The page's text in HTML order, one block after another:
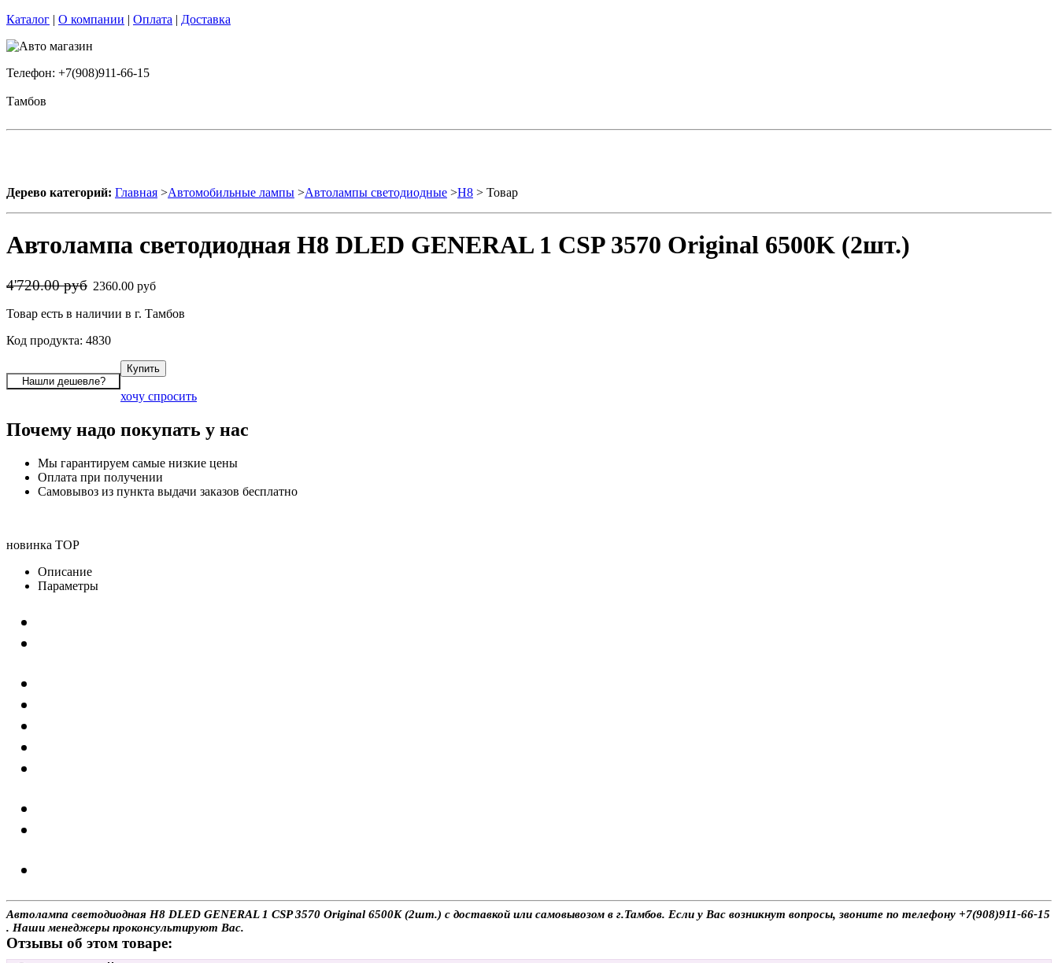
Каталог | О компании | Оплата | Доставка
Телефон: +7(908)911-66-15
Тамбов
Дерево категорий: Главная >Автомобильные лампы >Автолампы светодиодные >H8 > Товар
Автолампа светодиодная H8 DLED GENERAL 1 CSP 3570 Original 6500K (2шт.)
4'720.00 руб 2360.00 руб
Товар есть в наличии в г. Тамбов
Код продукта: 4830
хочу спросить
Почему надо покупать у нас
Мы гарантируем самые низкие цены
Оплата при получении
Самовывоз из пункта выдачи заказов бесплатно
новинка TOP
Описание
Параметры
Автолампа светодиодная H8 DLED GENERAL 1 CSP 3570 Original 6500K (2шт.) с доставкой или самовывозом в г.Тамбов. Если у Вас возникнут вопросы, звоните по телефону +7(908)911-66-15
. Наши менеджеры проконсультируют Вас.
Отзывы об этом товаре: